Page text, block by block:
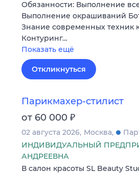
Обязанности: Выполнение
Выполнение окрашиваний
Знание современных техник
Контуринг…
Показать ещё
Откликнуться
Парикмахер-стилист
от 60 000 ₽
02 августа 2026 Москва
ИНДИВИДУАЛЬНЫЙ
АНДРЕЕВНА
В салон красоты SL Beauty